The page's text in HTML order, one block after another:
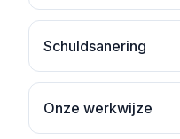
Schuldsanering
Onze werkwijze